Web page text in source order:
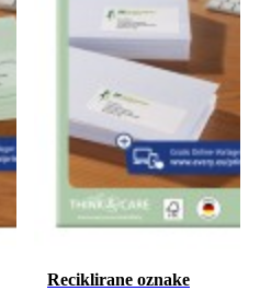
Reciklirane oznake